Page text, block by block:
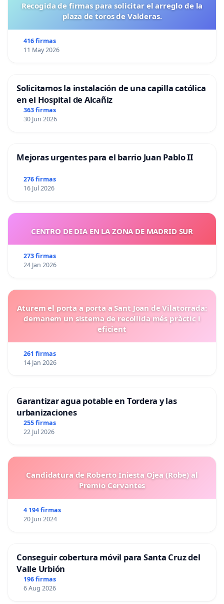
Recogida de firmas para solicitar el arreglo de la
plaza de toros de Valderas.
416 firmas
11 May 2026
Solicitamos la instalación de una capilla católica
en el Hospital de Alcañiz
363 firmas
30 Jun 2026
Mejoras urgentes para el barrio Juan Pablo II
276 firmas
16 Jul 2026
CENTRO DE DIA EN LA ZONA DE MADRID SUR
273 firmas
24 Jan 2026
Aturem el porta a porta a Sant Joan de Vilatorrada:
demanem un sistema de recollida més pràctic i
eficient
261 firmas
14 Jan 2026
Garantizar agua potable en Tordera y las
urbanizaciones
255 firmas
22 Jul 2026
Candidatura de Roberto Iniesta Ojea (Robe) al
Premio Cervantes
4 194 firmas
20 Jun 2024
Conseguir cobertura móvil para Santa Cruz del
Valle Urbión
196 firmas
6 Aug 2026